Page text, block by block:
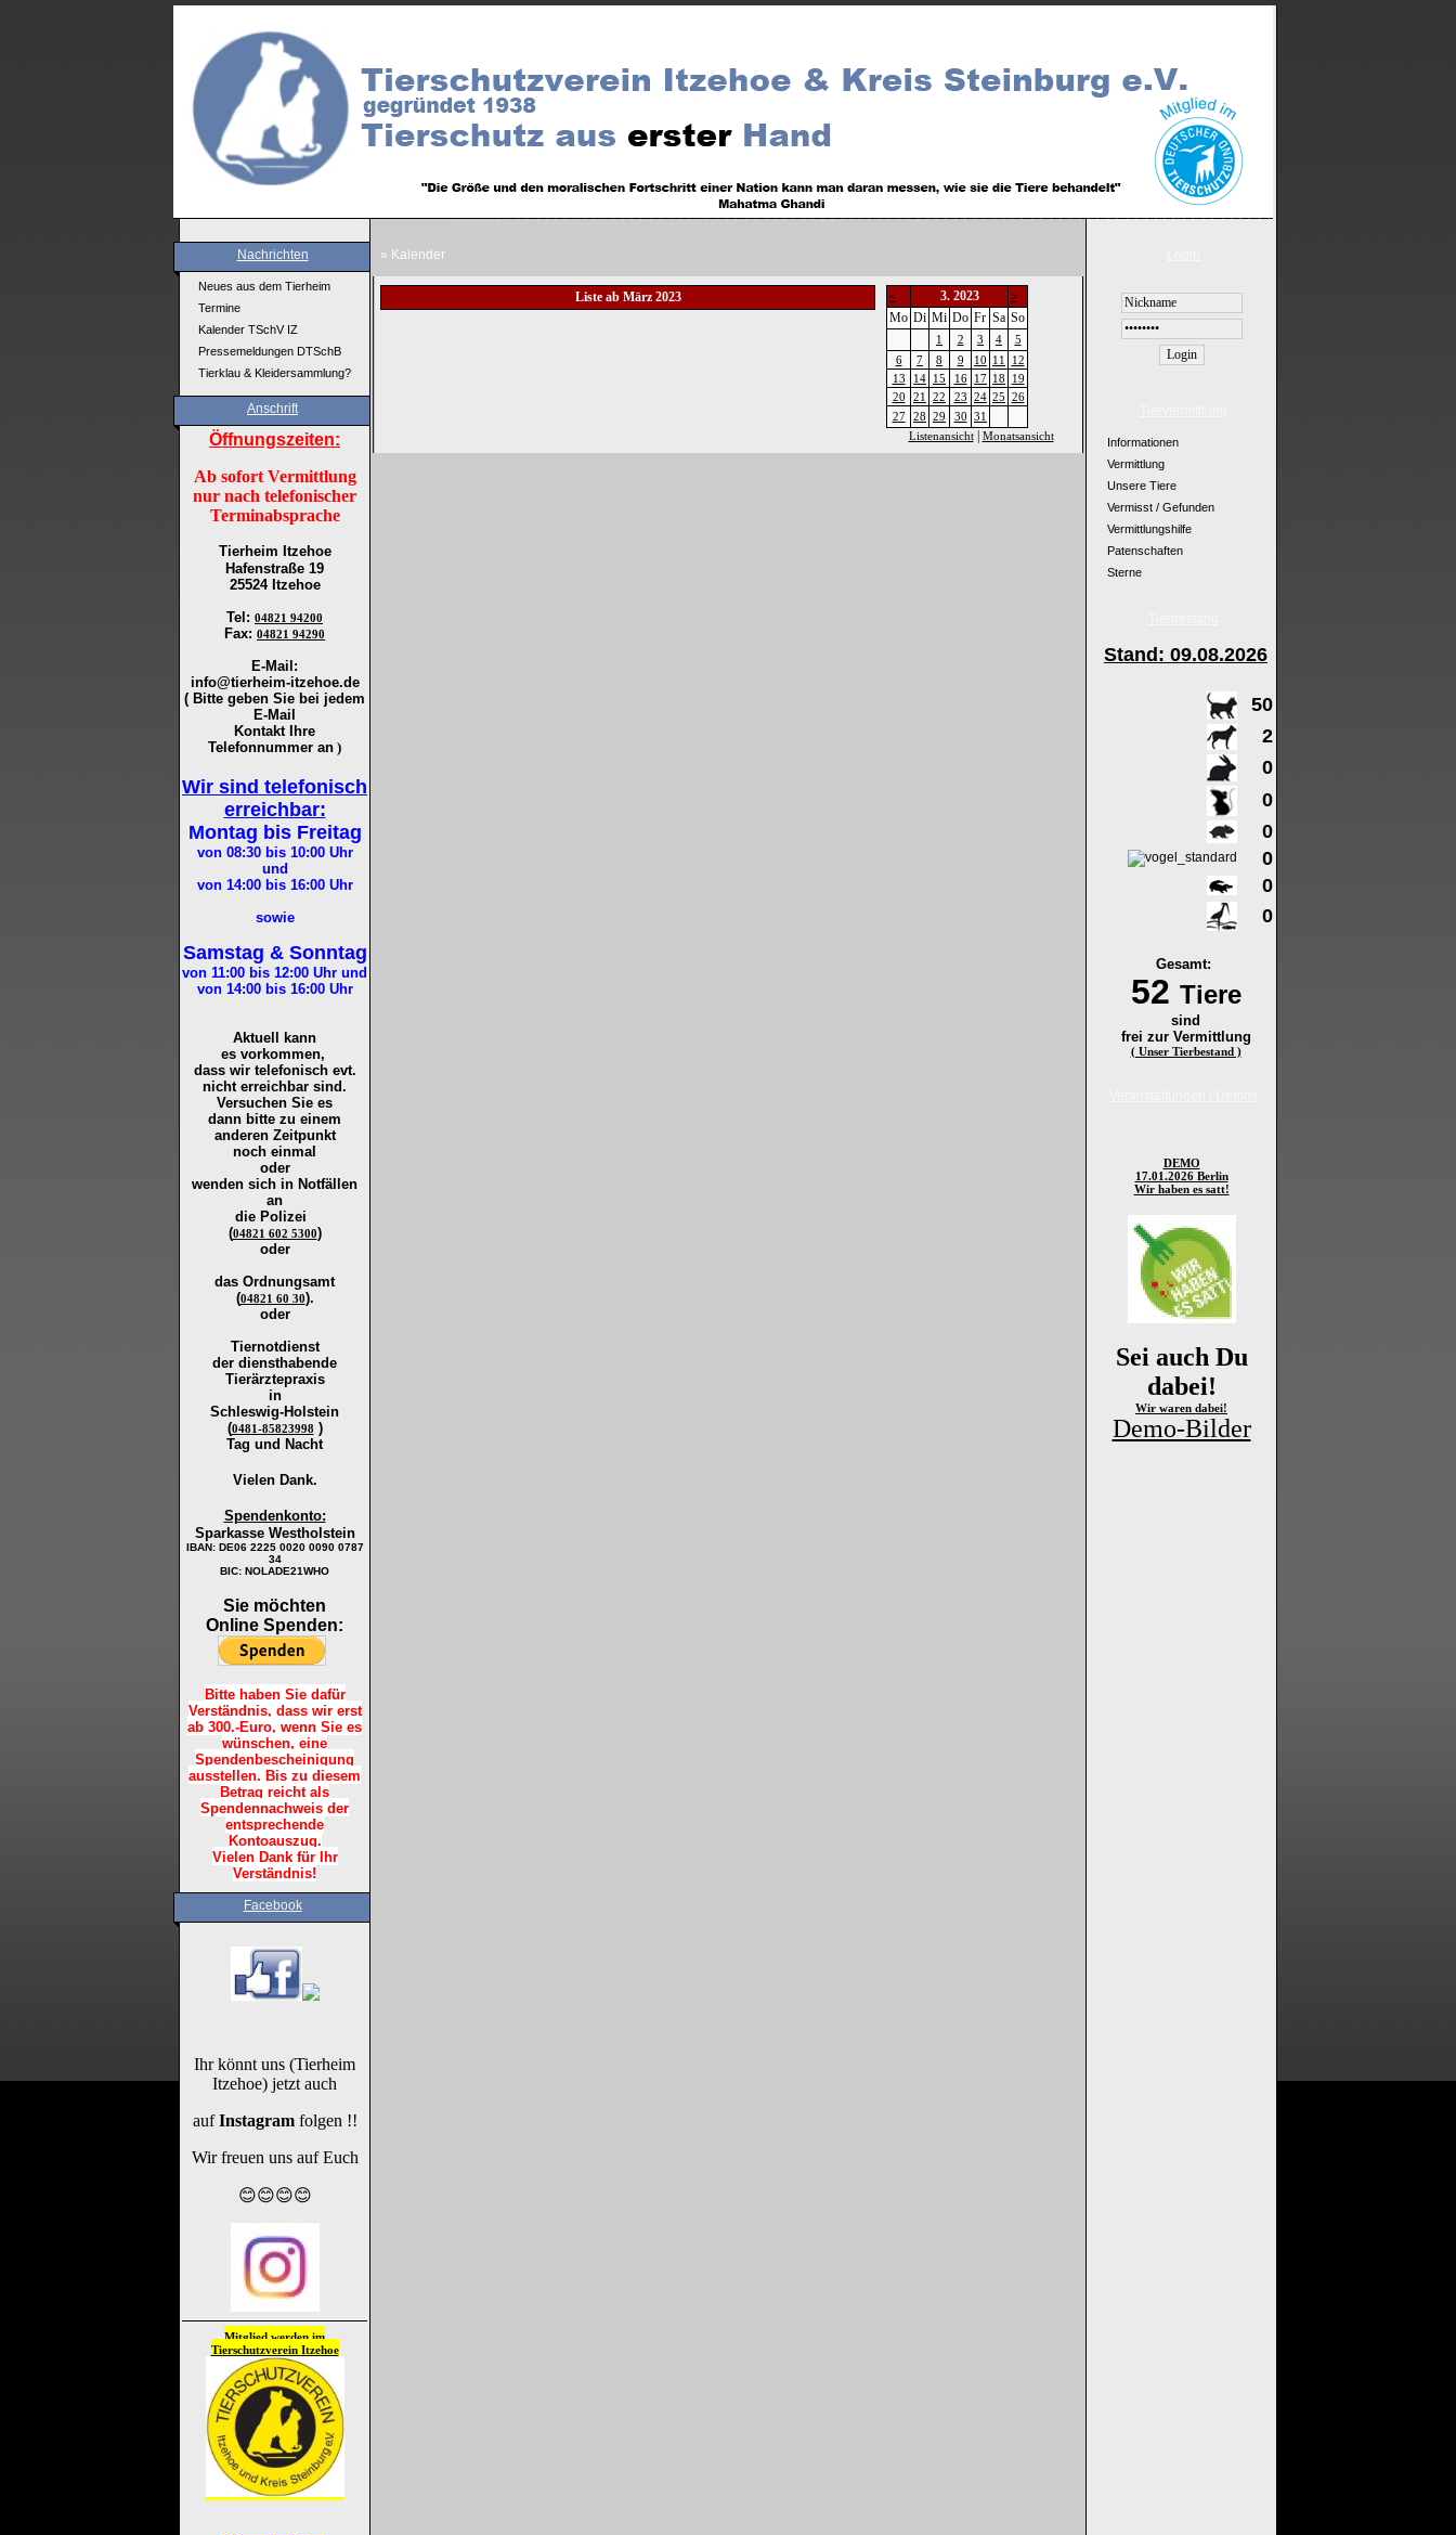
Nachrichten
Neues aus dem Tierheim
Termine
Kalender TSchV IZ
Pressemeldungen DTSchB
Tierklau & Kleidersammlung?
Anschrift
Öffnungszeiten:
Ab sofort Vermittlung
nur nach telefonischer
Terminabsprache
Tierheim Itzehoe
Hafenstraße 19
25524 Itzehoe
Tel : 04821 94200
Fax: 04821 94290
E-Mail:
info@tierheim-itzehoe.de
( Bitte geben Sie bei jedem
E-Mail
Kontakt Ihre
Telefonnummer an )
Wir sind telefonisch
erreichbar:
Montag bis Freitag
von 08:30 bis 10:00Uhr
und
von 14:00 bis 16:00Uhr
sowie
Samstag & Sonntag
von 11:00 bis 12:00 Uhr und
von 14:00 bis 16:00Uhr
Aktuell kann
es vorkommen,
dass wir telefonisch evt.
nicht erreichbar sind.
Versuchen Sie es
dann bitte zu einem
anderen Zeitpunkt
noch einmal
oder
wenden sich in Notfällen
an
die Polizei
(04821 602 5300)
oder
das Ordnungsamt
(04821 60 30).
oder
Tiernotdienst
der diensthabende
Tierärztepraxis
in
Schleswig-Holstein
(0481-85823998 )
Tag und Nacht
Vielen Dank.
Spendenkonto:
Sparkasse Westholstein
IBAN: DE06 2225 0020 0090 0787
34
BIC: NOLADE21WHO
Sie möchten
Online Spenden:
Bitte haben Sie dafür
Verständnis, dass wir erst
ab 300.-Euro, wenn Sie es
wünschen, eine
Spendenbescheinigung
ausstellen. Bis zu diesem
Betrag reicht als
Spendennachweis der
entsprechende
Kontoauszug.
Vielen Dank für Ihr
Verständnis!
Facebook
Ihr könnt uns (Tierheim
Itzehoe) jetzt auch
aufInstagramfolgen !!
Wir freuen uns auf Euch
😊😊😊😊
Mitglied werden im
Tierschutzverein Itzehoe
» Kalender
Liste ab März 2023 < 3. 2023 >
Mo Di Mi Do Fr Sa So
1 2 3 4
5
6
7 8 9 10 11
12
13
14 15 16 17 18
19
20
21 22 23 24 25 26
27
28 29 30 31
Listenansicht| Monatsansicht
Informationen
Vermittlung
Unsere Tiere
Vermisst / Gefunden
Vermittlungshilfe
Patenschaften
Sterne
Stand: 09.08.2026
50
2
0
0
0
0
0
0
Gesamt:
52 Tiere
sind
frei zur Vermittlung
( Unser Tierbestand )
DEMO
17.01.2026 Berlin
Wir haben es satt!
Sei auch Du
dabei!
Wir waren dabei!
Demo-Bilder